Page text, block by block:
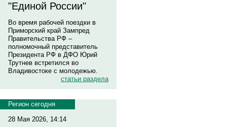
"Единой России"
Во время рабочей поездки в
Приморский край Зампред
Правительства РФ –
полномочный представитель
Президента РФ в ДФО Юрий
Трутнев встретился во
Владивостоке с молодежью.
статьи раздела
Регион сегодня
28 Мая 2026, 14:14